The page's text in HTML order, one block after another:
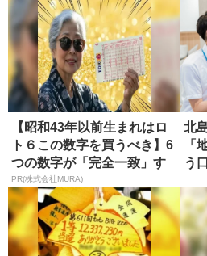
【昭和43年以前生まれはロ
ト６この数字を買うべき】6
つの数字が「完全一致」す
る方...
PR(株式会社MURA)
北
「
う